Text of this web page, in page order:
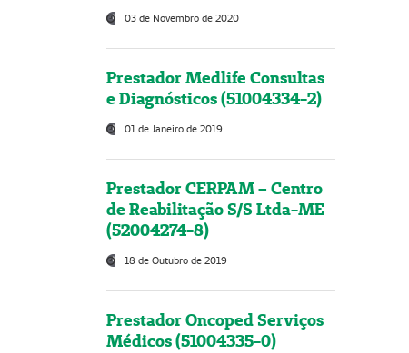
03 de Novembro de 2020
Prestador Medlife Consultas
e Diagnósticos (51004334-2)
01 de Janeiro de 2019
Prestador CERPAM – Centro
de Reabilitação S/S Ltda-ME
(52004274-8)
18 de Outubro de 2019
Prestador Oncoped Serviços
Médicos (51004335-0)